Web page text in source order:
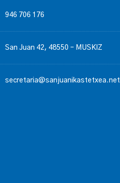
946 706 176
San Juan 42, 48550 – MUSKIZ
secretaria@sanjuanikastetxea.net